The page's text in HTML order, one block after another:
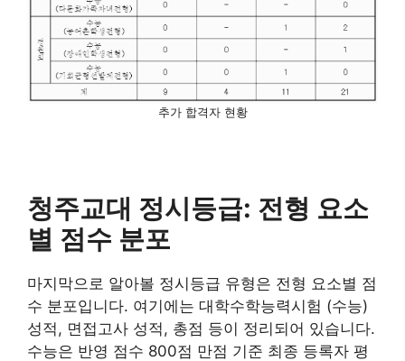
추가 합격자 현황
청주교대 정시등급: 전형 요소
별 점수 분포
마지막으로 알아볼 정시등급 유형은 전형 요소별 점
수 분포입니다. 여기에는 대학수학능력시험 (수능)
성적, 면접고사 성적, 총점 등이 정리되어 있습니다.
수능은 반영 점수 800점 만점 기준 최종 등록자 평